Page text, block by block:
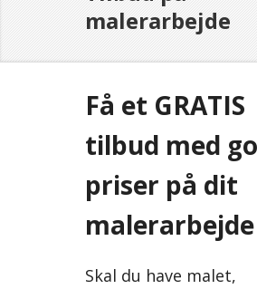
malerarbejde
Få et GRATIS
tilbud med
priser på dit
malerarbejde
Skal du have malet,